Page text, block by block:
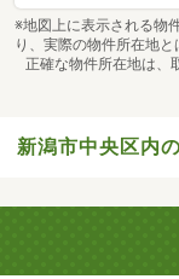
※地図上に表示される物
り、実際の物件所在地と
正確な物件所在地は、
新潟市中央区内